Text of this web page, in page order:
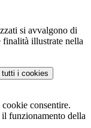
si avvalgono di
finalità illustrate nella
i cookies
consentire.
funzionamento della